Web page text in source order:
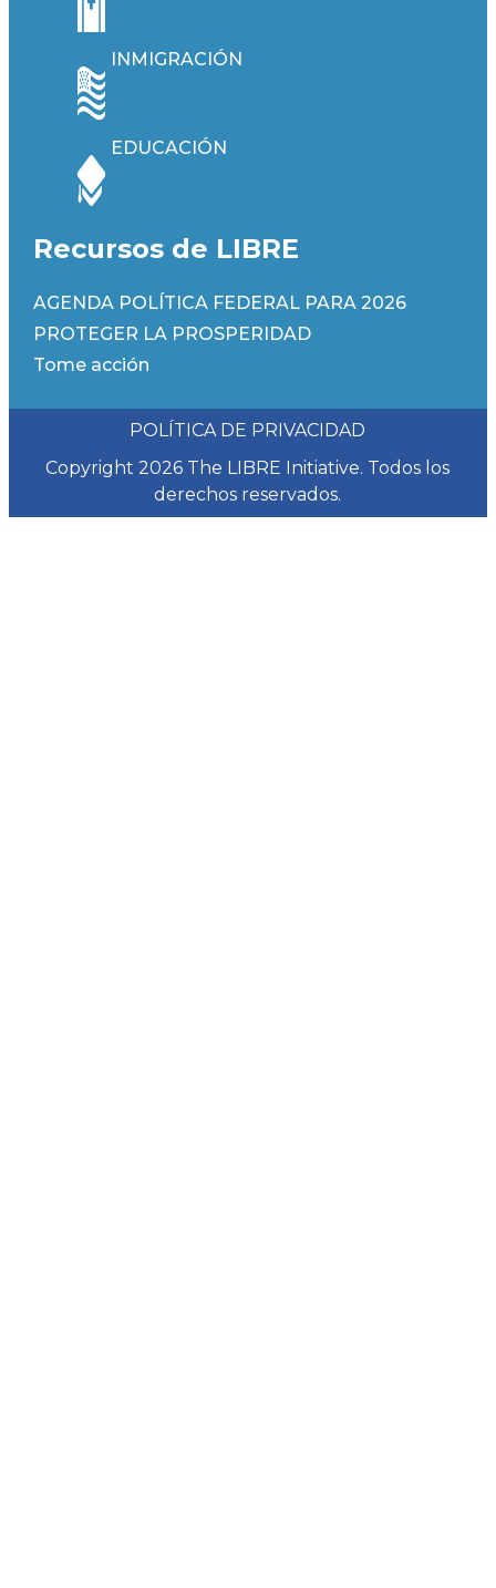
INMIGRACIÓN
EDUCACIÓN
Recursos de LIBRE
AGENDA POLÍTICA FEDERAL PARA 2026
PROTEGER LA PROSPERIDAD
Tome acción
Copyright 2026 The LIBRE Initiative. Todos los
derechos reservados.
POLÍTICA DE PRIVACIDAD